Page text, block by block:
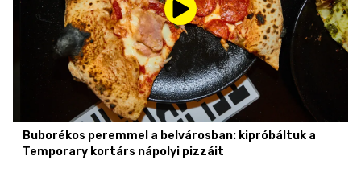
Buborékos peremmel a belvárosban: kipróbáltuk a
Temporary kortárs nápolyi pizzáit